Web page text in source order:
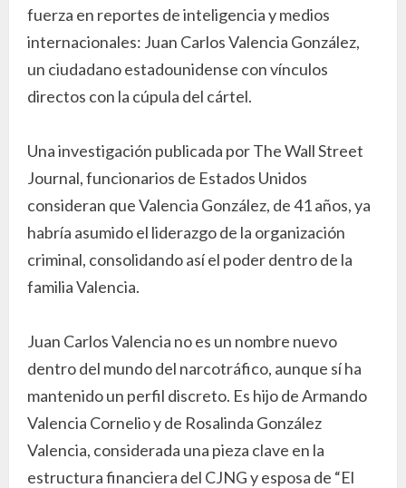
fuerza en reportes de inteligencia y medios
internacionales: Juan Carlos Valencia González,
un ciudadano estadounidense con vínculos
directos con la cúpula del cártel.
Una investigación publicada por The Wall Street
Journal, funcionarios de Estados Unidos
consideran que Valencia González, de 41 años, ya
habría asumido el liderazgo de la organización
criminal, consolidando así el poder dentro de la
familia Valencia.
Juan Carlos Valencia no es un nombre nuevo
dentro del mundo del narcotráfico, aunque sí ha
mantenido un perfil discreto. Es hijo de Armando
Valencia Cornelio y de Rosalinda González
Valencia, considerada una pieza clave en la
estructura financiera del CJNG y esposa de “El